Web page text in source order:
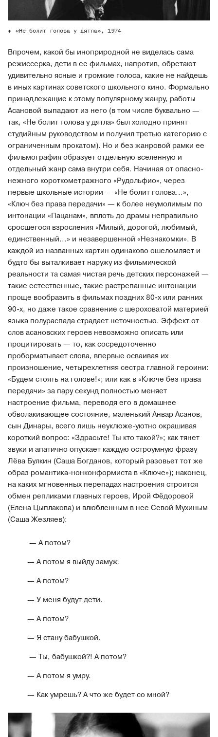
«Не болит голова у дятла», 1974
Впрочем, какой бы иноприродной не виделась сама
режиссерка, дети в ее фильмах, напротив, обретают
удивительно ясные и громкие голоса, какие не найдешь
в иных картинах советского школьного кино. Формально
принадлежащие к этому популярному жанру, работы
Асановой выпадают из него (в том числе буквально —
так, «Не болит голова у дятла» был холодно принят
студийным руководством и получил третью категорию с
ограниченным прокатом). Но и без жанровой рамки ее
фильмография образует отдельную вселенную и
отдельный жанр сама внутри себя. Начиная от опасно-
нежного короткометражного «Рудольфио», через
первые школьные истории — «Не болит голова...»,
«Ключ без права передачи» — к более неумолимым по
интонации «Пацанам», вплоть до драмы неправильно
сросшегося взросления «Милый, дорогой, любимый,
единственный...» и незавершенной «Незнакомки». В
каждой из названных картин одинаково ошеломляет и
будто бы выталкивает наружу из фильмической
реальности та самая чистая речь детских персонажей —
такие естественные, такие растрепанные интонации
проще вообразить в фильмах поздних 80-х или ранних
90-х, но даже такое сравнение с шероховатой материей
языка полураспада страдает неточностью. Эффект от
слов асановских героев невозможно описать или
процитировать — то, как сосредоточенно
проборматывает слова, впервые осваивая их
произношение, четырехлетняя сестра главной героини:
«Будем стоять на голове!»; или как в «Ключе без права
передачи» за пару секунд полностью меняет
настроение фильма, переводя его в домашнее
обволакивающее состояние, маленький Анвар Асанов,
сын Динары, всего лишь неуклюже-уютно окрашивая
короткий вопрос: «Здрасьте! Ты кто такой?»; как тянет
звуки и апатично опускает каждую остроумную фразу
Лёва Булкин (Саша Богданов, который разовьет тот же
образ романтика-нонконформиста в «Ключе»); наконец,
на каких мгновенных перепадах настроения строится
обмен репликами главных героев, Ирой Фёдоровой
(Елена Цыплакова) и влюбленным в нее Севой Мухиным
(Саша Жезляев):
— А потом?
— А потом я выйду замуж.
— А потом?
— У меня будут дети.
— А потом?
— Я стану бабушкой.
— Ты, бабушкой?! А потом?
— А потом я умру.
— Как умрешь? А что же будет со мной?